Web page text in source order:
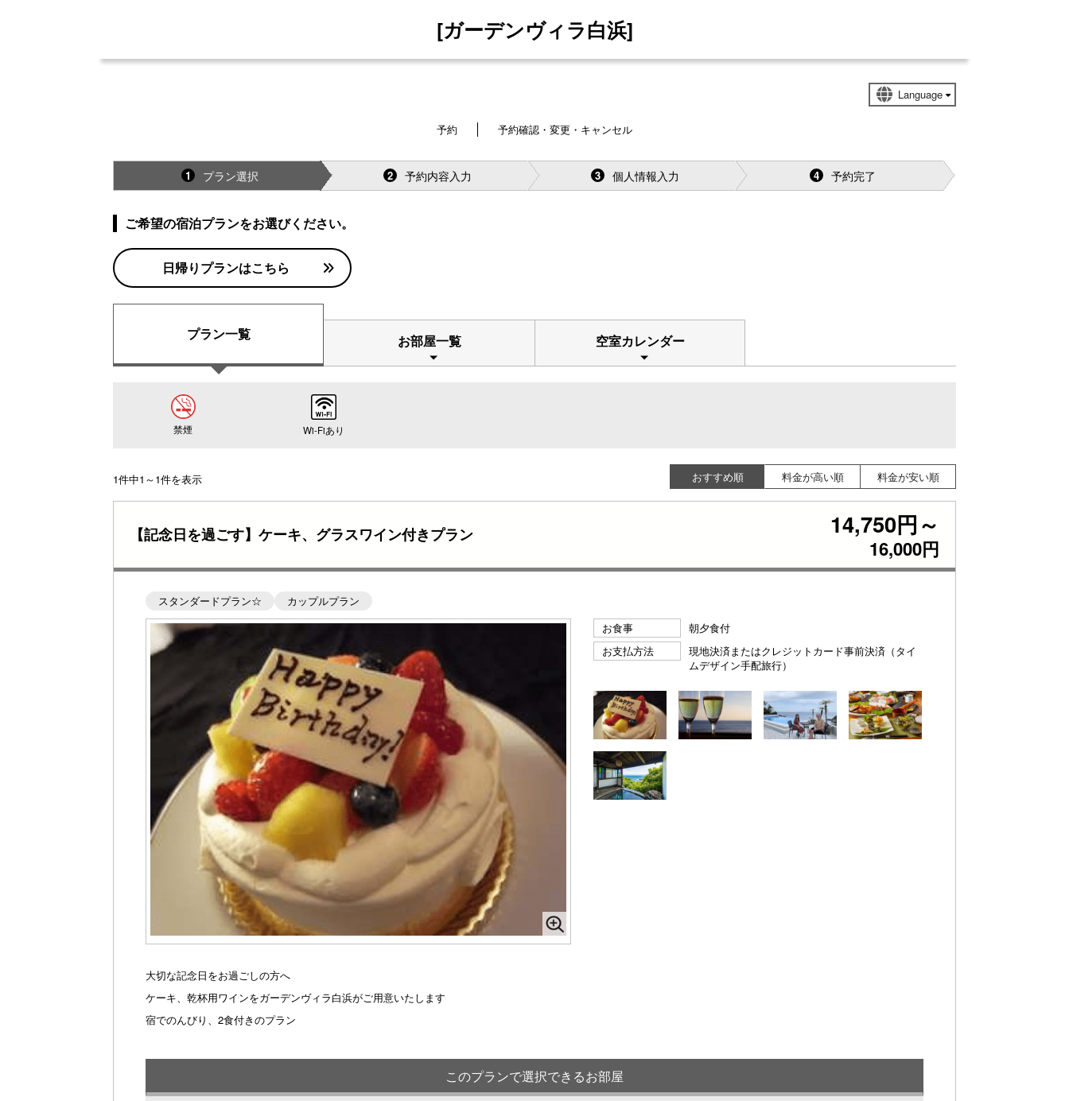
[ガーデンヴィラ白浜]
予約 予約確認・変更・キャンセル
1 プラン選択 2 予約内容入力 3 個人情報入力 4 予約完了
ご希望の宿泊プランをお選びください。
日帰りプランはこちら
プラン一覧 お部屋一覧 空室カレンダー
禁煙 Wi-Fiあり
おすすめ順 料金が高い順 料金が安い順
1件中1～1件を表示
【記念日を過ごす】ケーキ、グラスワイン付きプラン 14,750円～
16,000円
スタンダードプラン☆
カップルプラン
お食事
朝夕食付
お支払方法
現地決済またはクレジットカード事前決済（タイ
ムデザイン手配旅行）
大切な記念日をお過ごしの方へ
ケーキ、乾杯用ワインをガーデンヴィラ白浜がご用意いたします
宿でのんびり、2食付きのプラン
このプランで選択できるお部屋